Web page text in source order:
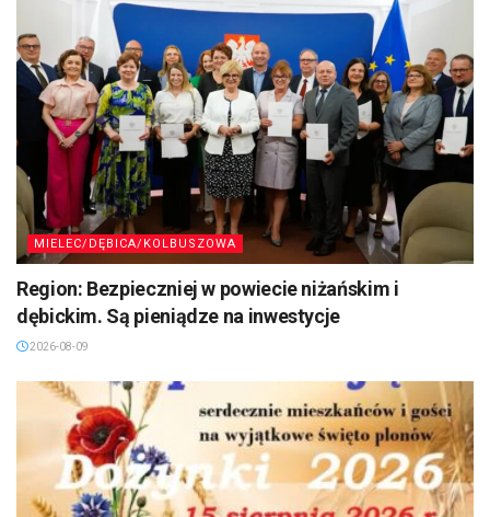
MIELEC/DĘBICA/KOLBUSZOWA
Region: Bezpieczniej w powiecie niżańskim i
dębickim. Są pieniądze na inwestycje
2026-08-09